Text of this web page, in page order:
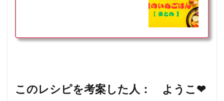
このレシピを考案した人： ようこ❤